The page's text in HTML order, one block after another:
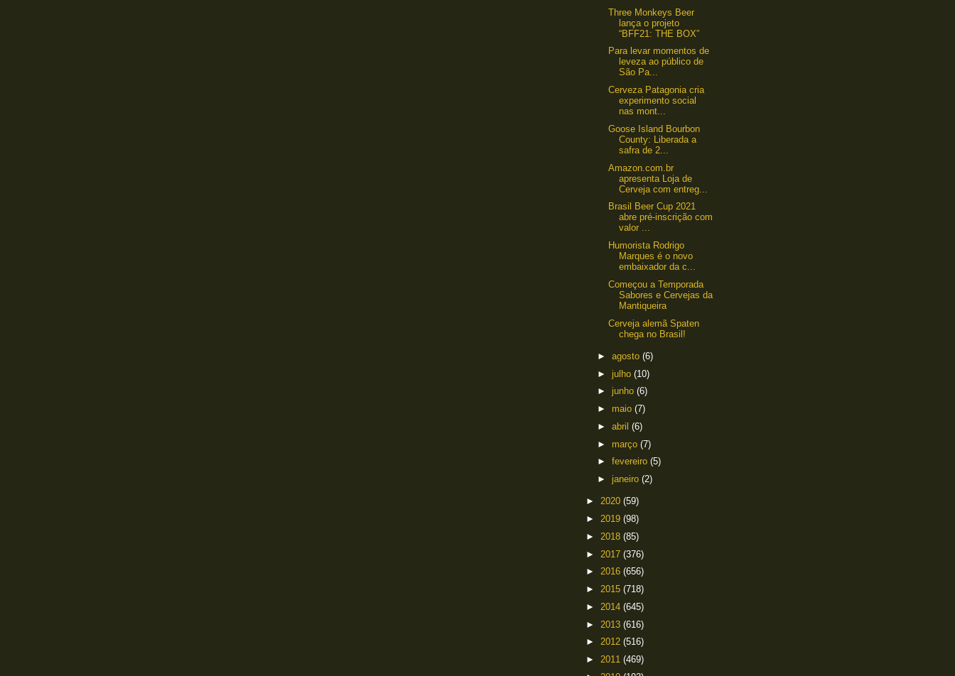
Three Monkeys Beer
lança o projeto
“BFF21: THE BOX”
Para levar momentos de
leveza ao público de
São Pa...
Cerveza Patagonia cria
experimento social
nas mont...
Goose Island Bourbon
County: Liberada a
safra de 2...
Amazon.com.br
apresenta Loja de
Cerveja com entreg...
Brasil Beer Cup 2021
abre pré-inscrição com
valor ...
Humorista Rodrigo
Marques é o novo
embaixador da c...
Começou a Temporada
Sabores e Cervejas da
Mantiqueira
Cerveja alemã Spaten
chega no Brasil!
► agosto (6)
► julho (10)
► junho (6)
► maio (7)
► abril (6)
► março (7)
► fevereiro (5)
► janeiro (2)
► 2020 (59)
► 2019 (98)
► 2018 (85)
► 2017 (376)
► 2016 (656)
► 2015 (718)
► 2014 (645)
► 2013 (616)
► 2012 (516)
► 2011 (469)